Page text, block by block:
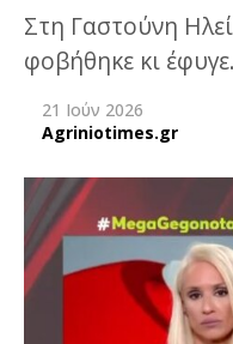
Στη Γαστούνη
φοβήθηκε κι έφυγε.
21 Ιούν 2026
Agriniotimes.gr